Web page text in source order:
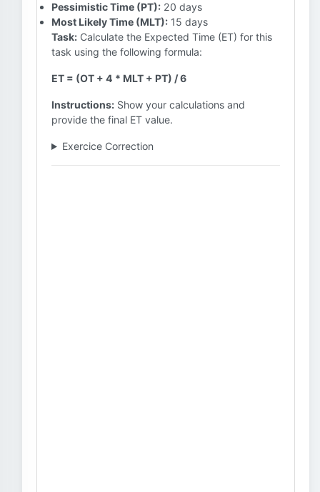
Pessimistic Time (PT): 20 days
Most Likely Time (MLT): 15 days
Task: Calculate the Expected Time (ET) for this
task using the following formula:
ET = (OT + 4 * MLT + PT) / 6
Instructions: Show your calculations and
provide the final ET value.
Exercice Correction